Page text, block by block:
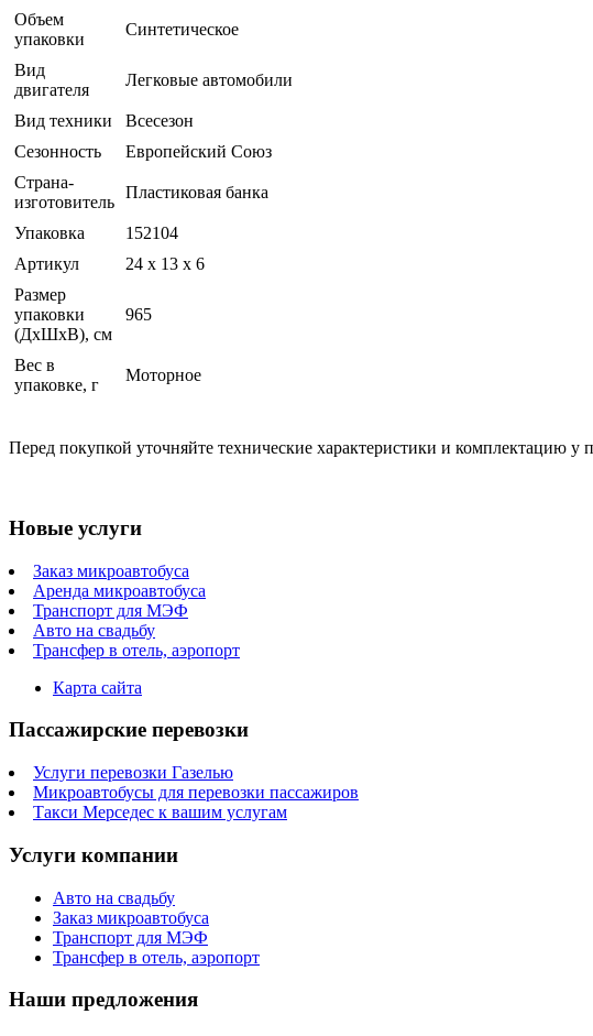
Объем
упаковки
Синтетическое
Вид
двигателя
Легковые автомобили
Вид техники
Всесезон
Сезонность
Европейский Союз
Страна-
изготовитель
Пластиковая банка
Упаковка
152104
Артикул
24 x 13 x 6
Размер
упаковки
(ДхШхВ), см
965
Вес в
упаковке, г
Моторное
Перед покупкой уточняйте технические характеристики и комплектацию у
Новые услуги
Заказ микроавтобуса
Аренда микроавтобуса
Транспорт для МЭФ
Авто на свадьбу
Трансфер в отель, аэропорт
Карта сайта
Пассажирские перевозки
Услуги перевозки Газелью
Микроавтобусы для перевозки пассажиров
Такси Мерседес к вашим услугам
Услуги компании
Авто на свадьбу
Заказ микроавтобуса
Транспорт для МЭФ
Трансфер в отель, аэропорт
Наши предложения